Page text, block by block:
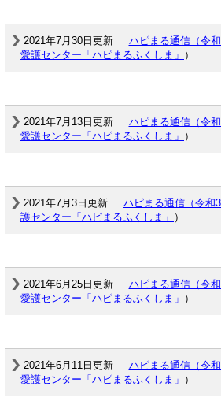
2021年7月30日更新 ハピまる通信（令和
愛護センター「ハピまるふくしま」 ）
2021年7月13日更新 ハピまる通信（令和
愛護センター「ハピまるふくしま」 ）
2021年7月3日更新 ハピまる通信（令和3
護センター「ハピまるふくしま」 ）
2021年6月25日更新 ハピまる通信（令和
愛護センター「ハピまるふくしま」 ）
2021年6月11日更新 ハピまる通信（令和
愛護センター「ハピまるふくしま」 ）